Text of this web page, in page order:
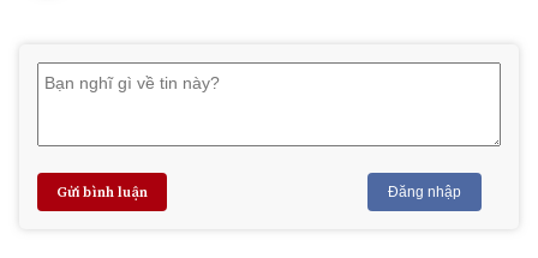
Gửi bình luận Đăng nhập